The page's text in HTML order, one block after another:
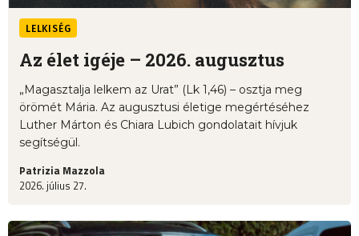
LELKISÉG
Az élet igéje – 2026. augusztus
„Magasztalja lelkem az Urat” (Lk 1,46) – osztja meg
örömét Mária. Az augusztusi életige megértéséhez
Luther Márton és Chiara Lubich gondolatait hívjuk
segítségül.
Patrizia Mazzola
2026. július 27.